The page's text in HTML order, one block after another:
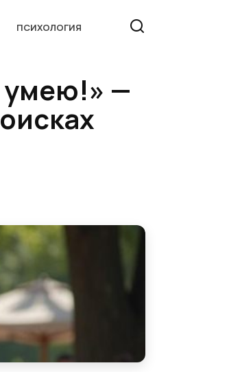
ПСИХОЛОГИЯ
умею!» —